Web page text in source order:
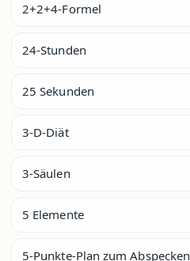
2+2+4-Formel
24-Stunden
25 Sekunden
3-D-Diät
3-Säulen
5 Elemente
5-Punkte-Plan zum Abspecken